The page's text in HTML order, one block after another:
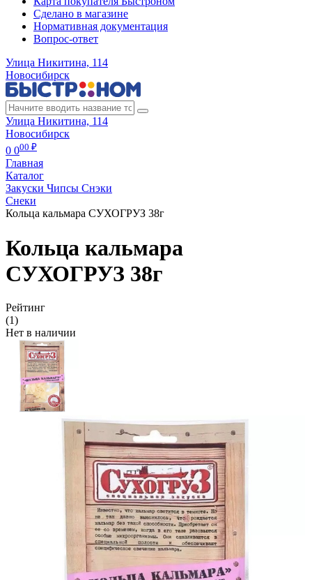
Сделано в магазине
Нормативная документация
Вопрос-ответ
Улица Никитина, 114
Новосибирск
Улица Никитина, 114
Новосибирск
0 000 ₽
Главная
Каталог
Закуски Чипсы Снэки
Снеки
Кольца кальмара СУХОГРУЗ 38г
Кольца кальмара
СУХОГРУЗ 38г
Рейтинг
(1)
Нет в наличии